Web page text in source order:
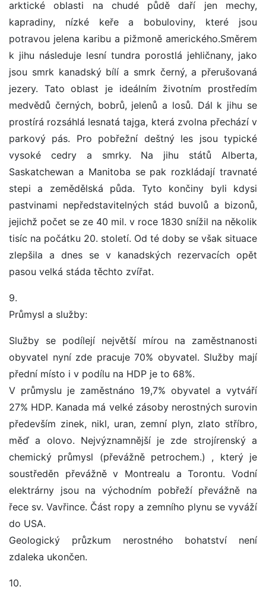
arktické oblasti na chudé půdě daří jen mechy,
kapradiny, nízké keře a bobuloviny, které jsou
potravou jelena karibu a pižmoně amerického.Směrem
k jihu následuje lesní tundra porostlá jehličnany, jako
jsou smrk kanadský bílí a smrk černý, a přerušovaná
jezery. Tato oblast je ideálním životním prostředím
medvědů černých, bobrů, jelenů a losů. Dál k jihu se
prostírá rozsáhlá lesnatá tajga, která zvolna přechází v
parkový pás. Pro pobřežní deštný les jsou typické
vysoké cedry a smrky. Na jihu států Alberta,
Saskatchewan a Manitoba se pak rozkládají travnaté
stepi a zemědělská půda. Tyto končiny byli kdysi
pastvinami nepředstavitelných stád buvolů a bizonů,
jejichž počet se ze 40 mil. v roce 1830 snížil na několik
tisíc na počátku 20. století. Od té doby se však situace
zlepšila a dnes se v kanadských rezervacích opět
pasou velká stáda těchto zvířat.
9.
Průmysl a služby:
Služby se podílejí největší mírou na zaměstnanosti
obyvatel nyní zde pracuje 70% obyvatel. Služby mají
přední místo i v podílu na HDP je to 68%.
V průmyslu je zaměstnáno 19,7% obyvatel a vytváří
27% HDP. Kanada má velké zásoby nerostných surovin
především zinek, nikl, uran, zemní plyn, zlato stříbro,
měď a olovo. Nejvýznamnější je zde strojírenský a
chemický průmysl (převážně petrochem.) , který je
soustředěn převážně v Montrealu a Torontu. Vodní
elektrárny jsou na východním pobřeží převážně na
řece sv. Vavřince. Část ropy a zemního plynu se vyváží
do USA.
Geologický průzkum nerostného bohatství není
zdaleka ukončen.
10.